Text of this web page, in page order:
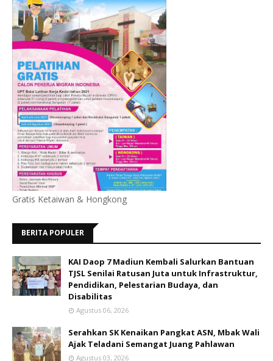
Gratis Ketaiwan & Hongkong
BERITA POPULER
KAI Daop 7 Madiun Kembali Salurkan Bantuan
TJSL Senilai Ratusan Juta untuk Infrastruktur,
Pendidikan, Pelestarian Budaya, dan
Disabilitas
Agustus 06, 2026
Serahkan SK Kenaikan Pangkat ASN, Mbak Wali
Ajak Teladani Semangat Juang Pahlawan
Agustus 03, 2026